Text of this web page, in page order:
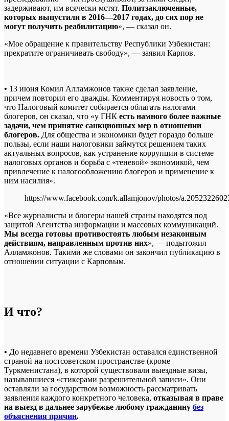
задерживают, им всячески мстят. Политзаключенные,
которых выпустили в 2016—2017 годах, до сих пор не
могут получить реабилитацию», — сказал он.
«Мое обращение к правительству Республики Узбекистан:
прекратите ограничивать свободу», — заявил Карпов.
• 13 июня Комил Алламжонов также сделал заявление,
причем повторил его дважды. Комментируя новость о том,
что Налоговый комитет собирается облагать налогами
блогеров, он сказал, что «у ГНК есть намного более важные
задачи, чем принятие санкционных мер в отношении
блогеров. Для общества и экономики будет гораздо больше
пользы, если наши налоговики займутся решением таких
актуальных вопросов, как устранение коррупции в системе
налоговых органов и борьба с «теневой» экономикой, чем
привлечение к налогообложению блогеров и применение к
ним насилия».
https://www.facebook.com/k.allamjonov/photos/
«Все журналисты и блогеры нашей страны находятся под
защитой Агентства информации и массовых коммуникаций.
Мы всегда готовы противостоять любым незаконным
действиям, направленным против них», — подытожил
Алламжонов. Такими же словами он закончил публикацию в
отношении ситуации с Карповым.
И что?
• До недавнего времени Узбекистан оставался единственной
страной на постсоветском пространстве (кроме
Туркменистана), в которой существовали выездные визы,
называвшиеся «стикерами разрешительной записи». Они
оставляли за государством возможность рассматривать
заявления каждого конкретного человека, отказывая в праве
на выезд в дальнее зарубежье любому гражданину без
объяснения причин.